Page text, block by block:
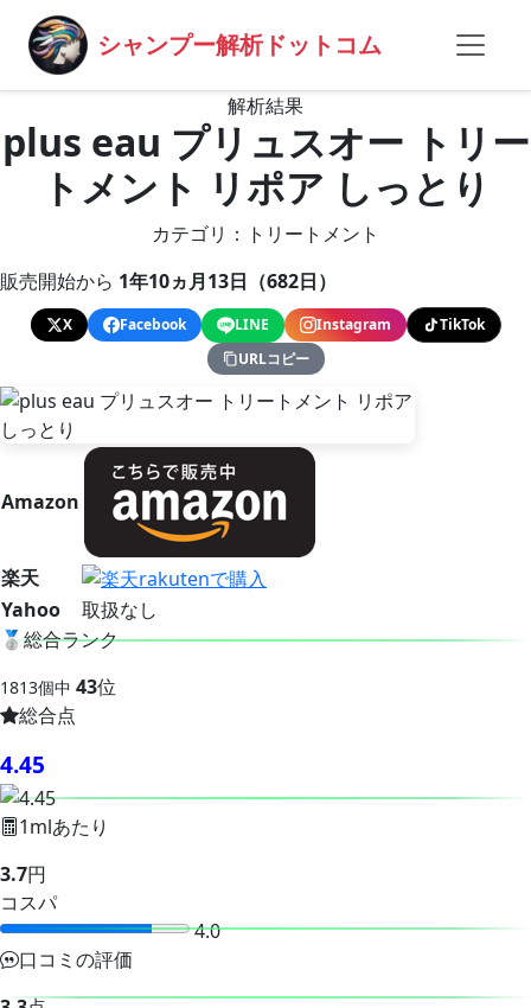
シャンプー解析ドットコム
解析結果
plus eau プリュスオー トリー
トメント リポア しっとり
カテゴリ：トリートメント
販売開始から 1年10ヵ月13日（682日）
X Facebook LINE Instagram
TikTok
URLコピー
Amazon
楽天
Yahoo
取扱なし
🥈総合ランク
1813個中 43位
総合点
4.45
1mlあたり
3.7円
コスパ
4.0
口コミの評価